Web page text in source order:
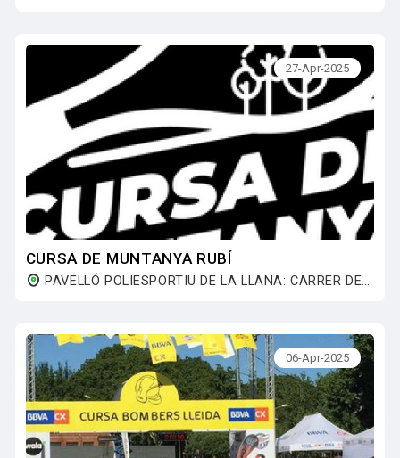
27-Apr-2025
CURSA DE MUNTANYA RUBÍ
PAVELLÓ POLIESPORTIU DE LA LLANA: ​​CARRER DEL PONT DE CAN CLAVERÍ, S/N 08191 RUBÍ
06-Apr-2025